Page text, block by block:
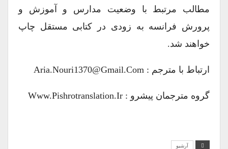
مطالب مرتبط با وضعیت مدارس و آموزش و
پرورش فرانسه به زودی در کتابی مستقل چاپ
خواهند شد.
ارتباط با مترجم : Aria.nouri1370@gmail.com
گروه مترجمان پیشرو : Www.pishrotranslation.ir
آرشیو